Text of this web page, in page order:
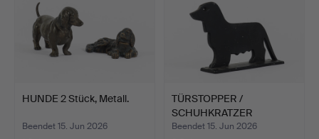
HUNDE 2 Stück, Metall.
Beendet 15. Jun 2026
TÜRSTOPPER /
SCHUHKRATZER
Gussmetall.
Beendet 15. Jun 2026